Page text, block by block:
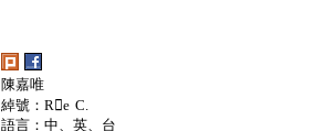
陳嘉唯
綽號：Re C.
語言：中、英、台